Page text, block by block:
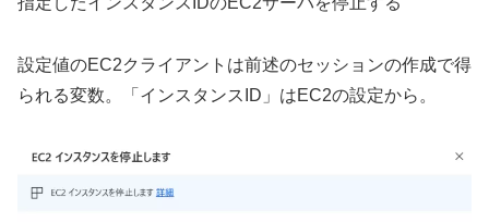
設定値のEC2クライアントは前述のセッションの作成で得
られる変数。「インスタンスID」はEC2の設定から。